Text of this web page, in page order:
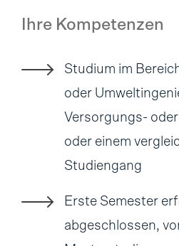
Ihre Kompetenzen
Studium im
oder
Versorgungs-
oder einem
Studiengang
Erste Semester
abgeschlossen,